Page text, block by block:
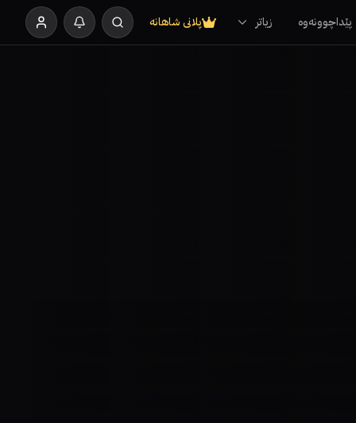
پێداچوونەوە زیاتر پلانی شاهانە